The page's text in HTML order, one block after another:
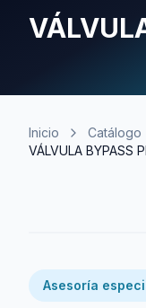
Inicio Catálogo
VÁLVULA BYPASS
Asesoría